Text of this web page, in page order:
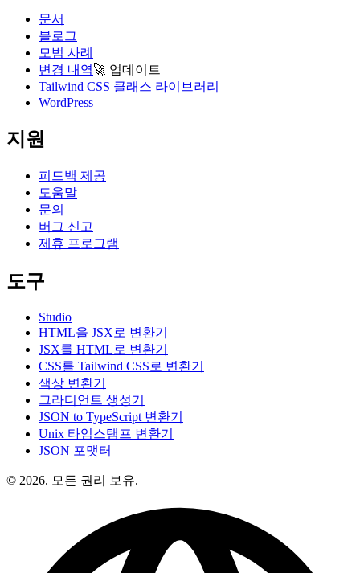
문서
블로그
모범 사례
변경 내역🚀 업데이트
Tailwind CSS 클래스 라이브러리
WordPress
지원
피드백 제공
도움말
문의
버그 신고
제휴 프로그램
도구
Studio
HTML을 JSX로 변환기
JSX를 HTML로 변환기
CSS를 Tailwind CSS로 변환기
색상 변환기
그라디언트 생성기
JSON to TypeScript 변환기
Unix 타임스탬프 변환기
JSON 포맷터
© 2026. 모든 권리 보유.